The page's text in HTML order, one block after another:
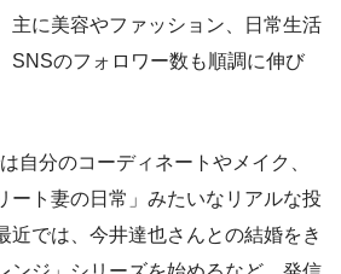
主に美容やファッション、日常生活
SNSのフォロワー数も順調に伸び
自分のコーディネートやメイク、
ート妻の日常」みたいなリアルな投
近では、今井達也さんとの結婚をき